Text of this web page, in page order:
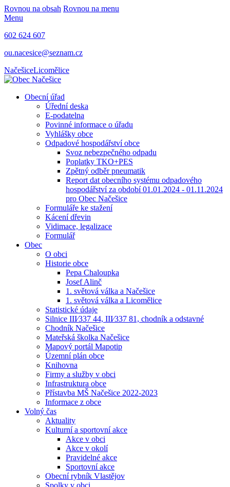
Rovnou na obsah Rovnou na menu
Menu
602 624 607
ou.nacesice@seznam.cz
NačešiceLicomělice
Obecní úřad
Úřední deska
E-podatelna
Povinné informace o úřadu
Vyhlášky obce
Odpadové hospodářství obce
Svoz nebezpečného odpadu
Poplatky TKO+PES
Zpětný odběr pneumatik
Report dat obecního systému odpadového
hospodářství za období 01.01.2024 - 01.11.2024
pro Obec Načešice
Formuláře ke stažení
Kácení dřevin
Vidimace, legalizace
Formulář
Obec
O obci
Historie obce
Pepa Chaloupka
Josef Alinč
1. světová válka a Načešice
1. světová válka a Licomělice
Statistické údaje
Silnice III⁄337 44, III⁄337 81, chodník a odstavné
Chodník Načešice
Mateřská školka Načešice
Mapový portál Mapotip
Územní plán obce
Knihovna
Firmy a služby v obci
Infrastruktura obce
Přístavba MŠ Načešice 2022-2023
Informace z obce
Volný čas
Aktuality
Kulturní a sportovní akce
Akce v obci
Akce v okolí
Pravidelné akce
Sportovní akce
Obecní rybník Vlastějov
Spolky v obci